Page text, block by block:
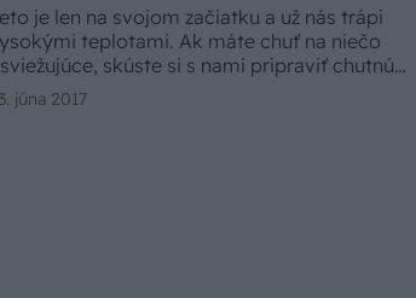
je len na svojom začiatku a už nás trápi
teplotami. Ak máte chuť na niečo
skúste si s nami pripraviť chutnú
z bazy a čerešní.
júna 2017